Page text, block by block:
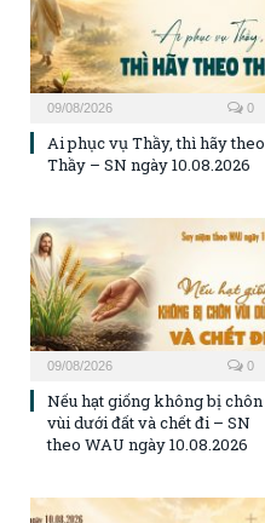
09/08/2026 0
Ai phục vụ Thầy, thì hãy theo
Thầy – SN ngày 10.08.2026
09/08/2026 0
Nếu hạt giống không bị chôn
vùi dưới đất và chết đi – SN
theo WAU ngày 10.08.2026